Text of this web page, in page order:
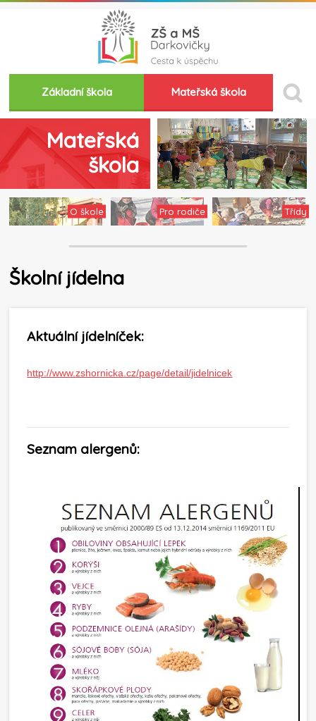
Základní škola Mateřská škola
Mateřská
škola
O škole Pro rodiče Třídy
Školní jídelna
Aktuální jídelníček:
http://www.zshornicka.cz/page/detail/jidelnicek
Seznam alergenů: